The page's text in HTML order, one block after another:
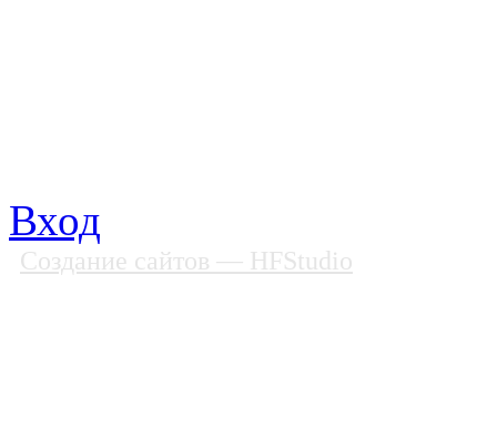
Вход
Создание сайтов — HFStudio